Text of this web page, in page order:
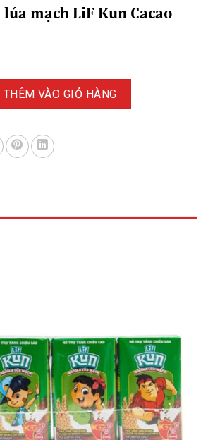
mạch LiF Kun Cacao
LiF Kun Cacao 110ml số lượng
THÊM VÀO GIỎ HÀNG